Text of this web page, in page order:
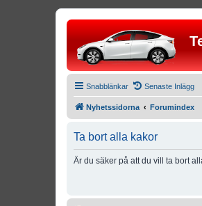
Snabblänkar Senaste Inlägg
Nyhetssidorna Forumindex
Ta bort alla kakor
Är du säker på att du vill ta bort